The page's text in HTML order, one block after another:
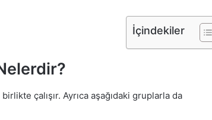
İçindekiler
çalışır. Ayrıca aşağıdaki gruplarla da